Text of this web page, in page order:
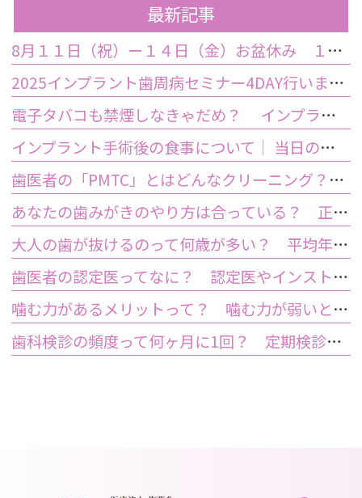
最新記事
8月１１日（祝）ー１４日（金）お盆休み １５日土曜日から診療しております
2025インプラント歯周病セミナー4DAY行いました
電子タバコも禁煙しなきゃだめ？ インプラント手術前後の喫煙が及ぼす影響とは？
インプラント手術後の食事について｜ 当日の注意点・いつから普通の食事ができる？
歯医者の「PMTC」とはどんなクリーニング？スケーリングとは何が違うの？
あなたの歯みがきのやり方は合っている？ 正しい歯みがき方法と間違った方法
大人の歯が抜けるのって何歳が多い？ 平均年齢と原因について
歯医者の認定医ってなに？ 認定医やインストラクターの資格を持つ歯医者のメリット
噛む力があるメリットって？ 噛む力が弱いとどうなるの？
歯科検診の頻度って何ヶ月に1回？ 定期検診って何するの？